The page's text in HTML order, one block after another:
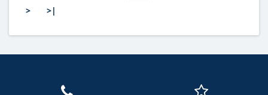
Жесткость
жесткостью
> >|